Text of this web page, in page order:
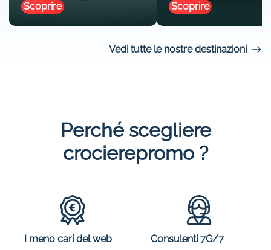
Scoprire
Scoprire
Vedi tutte le nostre destinazioni
Perché scegliere
crocierepromo ?
I meno cari del web Consulenti 7G/7